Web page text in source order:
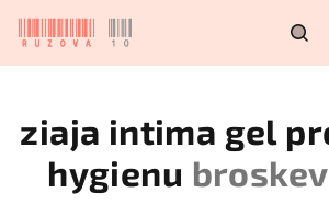
ziaja intima gel
hygienu